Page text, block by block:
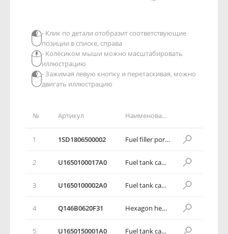
№ Артикул Наименование детали
1 1SD1806500002 Fuel filler port device
2 U1650100017A0 Fuel tank cap installation assembly
3 U1650100002A0 Fuel tank cap assembly
4 Q146B0620F31 Hexagon head bolt, spring washer and plain washer assembly
5 U1650150001A0 Fuel tank cap lock
- Клик по детали отобразит соответствующие
позиции в списке, справа
- Колёсиком мыши можно масштабировать
иллюстрацию
- Зажимая левую кнопку и перетаскивая, можно
двигать иллюстрацию